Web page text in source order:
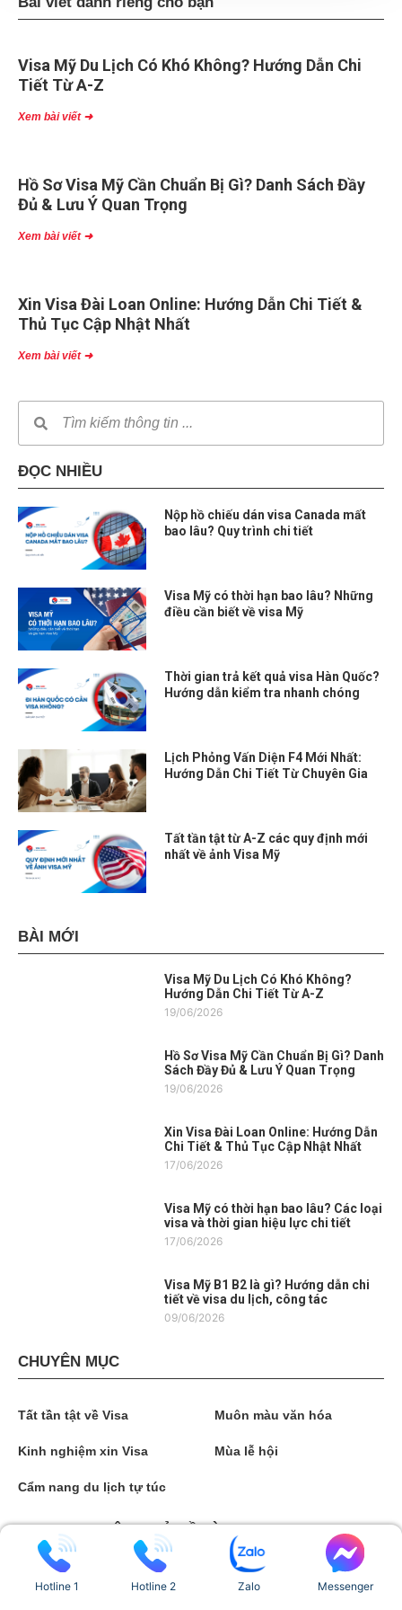
Visa Mỹ Du Lịch Có Khó Không? Hướng Dẫn Chi
Tiết Từ A-Z
Xem bài viết ➜
Hồ Sơ Visa Mỹ Cần Chuẩn Bị Gì? Danh Sách Đầy
Đủ & Lưu Ý Quan Trọng
Xem bài viết ➜
Xin Visa Đài Loan Online: Hướng Dẫn Chi Tiết &
Thủ Tục Cập Nhật Nhất
Xem bài viết ➜
ĐỌC NHIỀU
Nộp hồ chiếu dán visa Canada mất
bao lâu? Quy trình chi tiết
Visa Mỹ có thời hạn bao lâu? Những
điều cần biết về visa Mỹ
Thời gian trả kết quả visa Hàn Quốc?
Hướng dẫn kiểm tra nhanh chóng
Lịch Phỏng Vấn Diện F4 Mới Nhất:
Hướng Dẫn Chi Tiết Từ Chuyên Gia
Tất tần tật từ A-Z các quy định mới
nhất về ảnh Visa Mỹ
BÀI MỚI
Visa Mỹ Du Lịch Có Khó Không?
Hướng Dẫn Chi Tiết Từ A-Z
19/06/2026
Hồ Sơ Visa Mỹ Cần Chuẩn Bị Gì? Danh
Sách Đầy Đủ & Lưu Ý Quan Trọng
19/06/2026
Xin Visa Đài Loan Online: Hướng Dẫn
Chi Tiết & Thủ Tục Cập Nhật Nhất
17/06/2026
Visa Mỹ có thời hạn bao lâu? Các loại
visa và thời gian hiệu lực chi tiết
17/06/2026
Visa Mỹ B1 B2 là gì? Hướng dẫn chi
tiết về visa du lịch, công tác
09/06/2026
CHUYÊN MỤC
Tất tần tật về Visa Muôn màu văn hóa
Kinh nghiệm xin Visa Mùa lễ hội
Cẩm nang du lịch tự túc
an do anh quoc
Hotline 1 Hotline 2 Zalo Messenger